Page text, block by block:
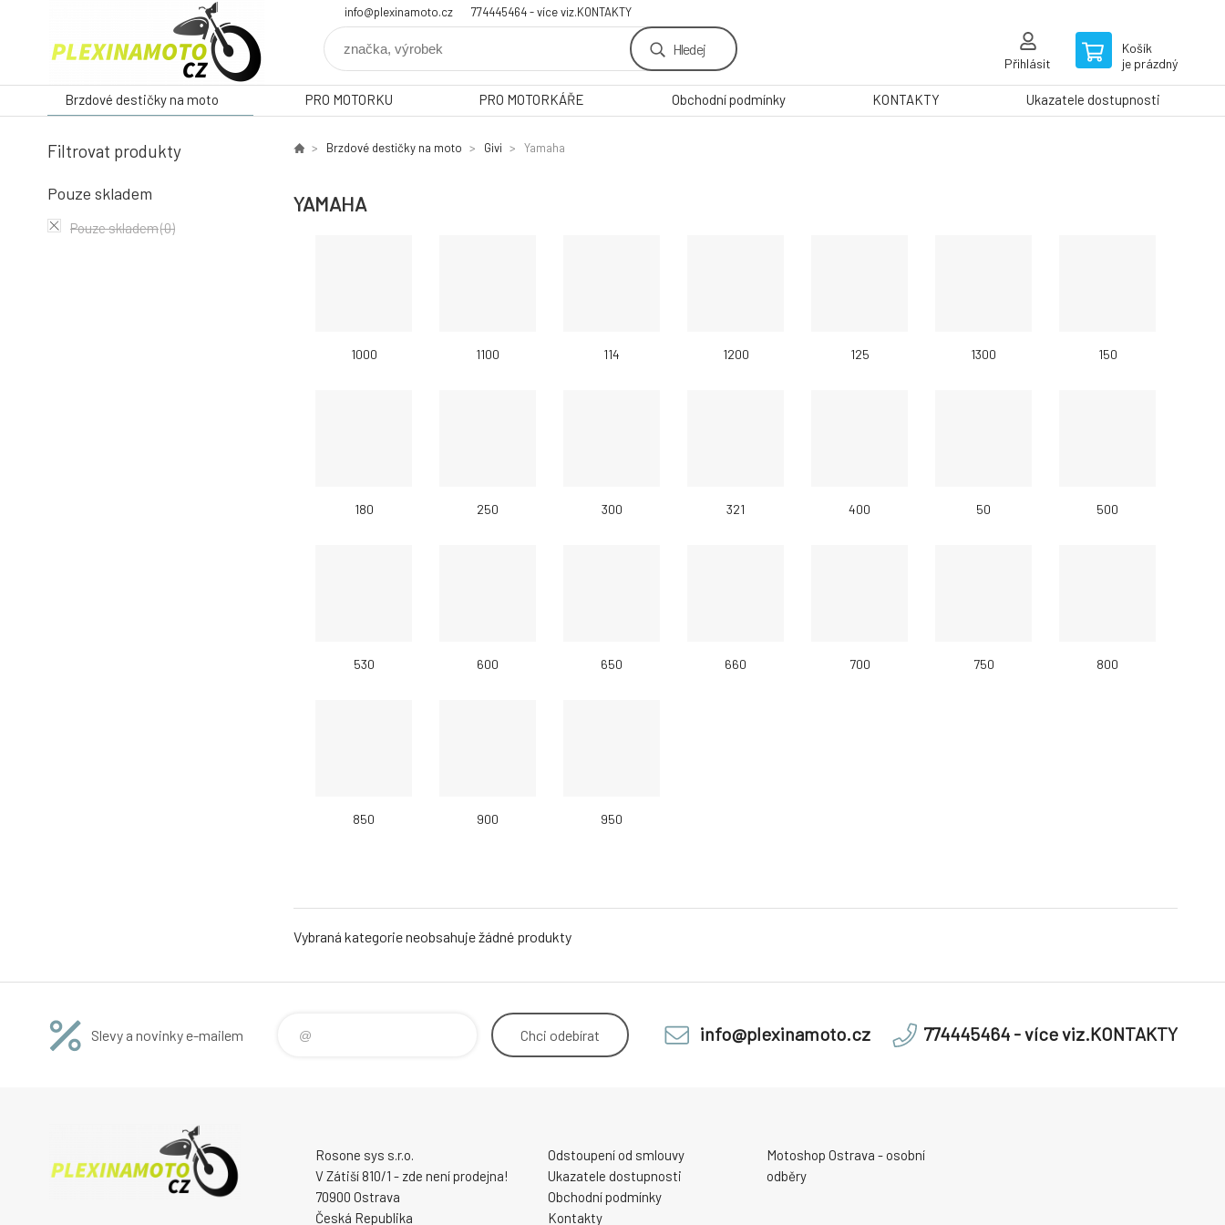
info@plexinamoto.cz 774445464 - více viz.KONTAKTY
Hledej
Přihlásit
Košík
je prázdný
Brzdové destičky na moto PRO MOTORKU PRO MOTORKÁŘE Obchodní podmínky KONTAKTY Ukazatele dostupnosti
Filtrovat produkty
Pouze skladem
Pouze skladem(0)
Brzdové destičky na moto Givi Yamaha
YAMAHA
1000 1100 114 1200 125 1300 150
180 250 300 321 400 50 500
530 600 650 660 700 750 800
850 900 950
Vybraná kategorie neobsahuje žádné produkty
Slevy a novinky e-mailem Chci odebírat info@plexinamoto.cz 774445464 - více viz.KONTAKTY
Rosone sys s.r.o.
V Zátiší 810/1 - zde není prodejna!
70900 Ostrava
Česká Republika
Odstoupení od smlouvy
Ukazatele dostupnosti
Obchodní podmínky
Kontakty
Motoshop Ostrava - osobní
odběry